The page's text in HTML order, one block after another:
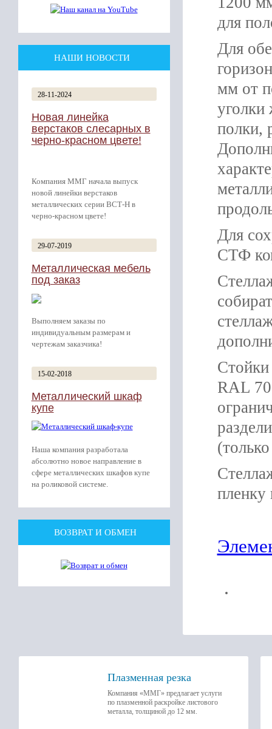
НАШИ НОВОСТИ
28-11-2024
Новая линейка
верстаков слесарных в
черно-красном цвете!
Компания ММГ начала выпуск
новой линейки верстаков
металлических серии ВСТ-Н в
черно-красном цвете!
29-07-2019
Металлическая мебель
под заказ
Выполняем заказы по
индивидуальным размерам и
чертежам заказчика!
15-02-2018
Металлический шкаф
купе
Наша компания разработала
абсолютно новое направление в
сфере металлических шкафов купе
на роликовой системе.
ВОЗВРАТ И ОБМЕН
для
Для
мм от
уголки
полки,
Для
СТФ
RAL
пленку
Плазменная резка
Компания «ММГ» предлагает услуги
по плазменной раскройке листового
металла, толщиной до 12 мм.